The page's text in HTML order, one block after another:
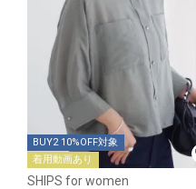
BUY2 10%OFF対象
着用動画あり
SHIPS for women